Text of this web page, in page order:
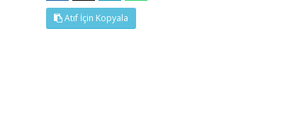
Atıf İçin Kopyala